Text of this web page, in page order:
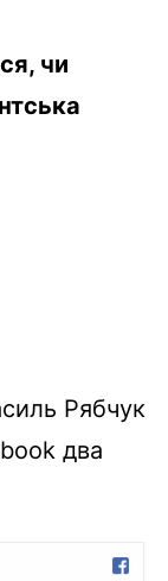
чи
Рябчук
два